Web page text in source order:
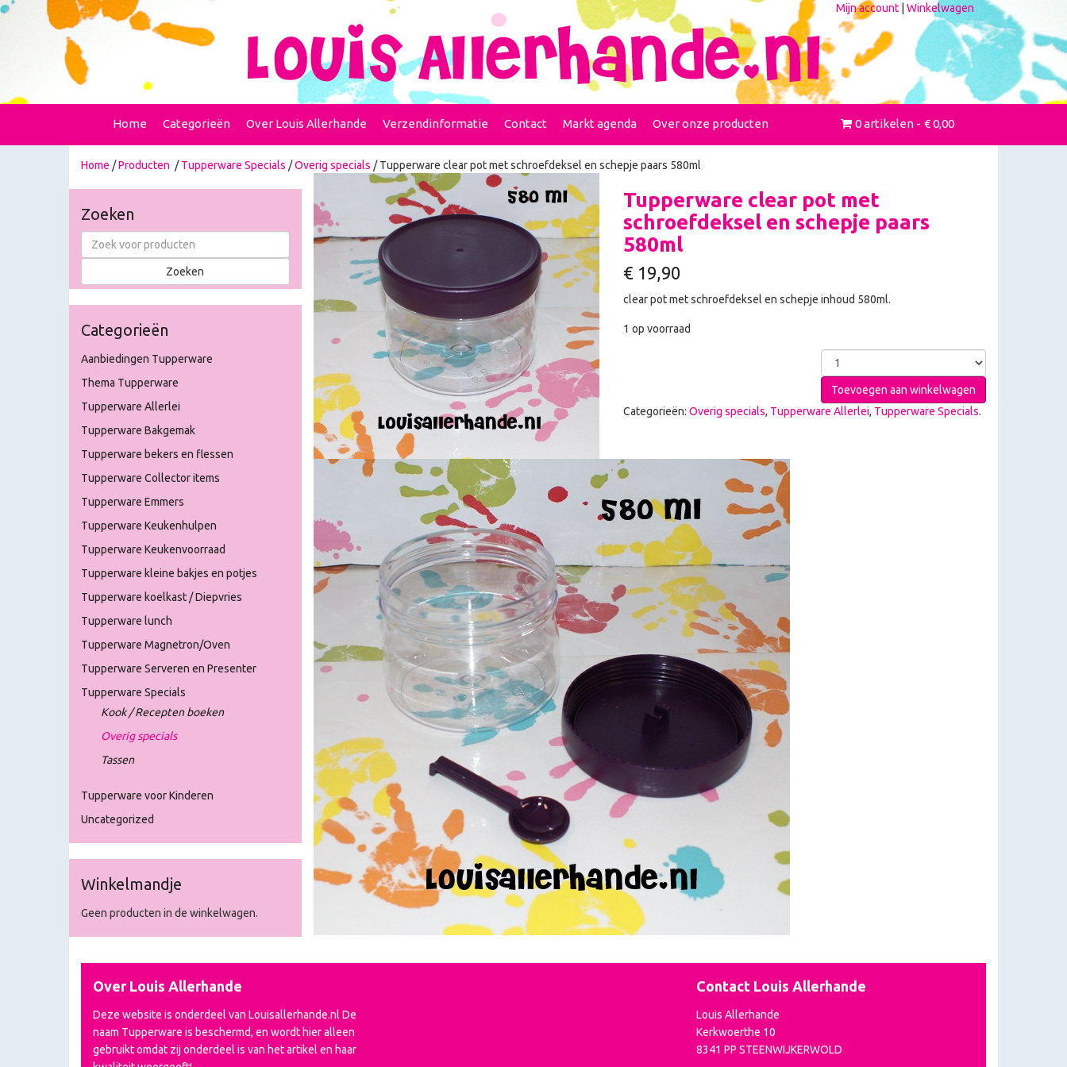
Mijn account Winkelwagen
Home Categorieën Over Louis Allerhande Verzendinformatie Contact Markt agenda Over onze producten 0 artikelen € 0,00
Home /Producten /Tupperware Specials /Overig specials / Tupperware clear pot met schroefdeksel en schepje paars 580ml
Zoeken
Categorieën
Aanbiedingen Tupperware
Thema Tupperware
Tupperware Allerlei
Tupperware Bakgemak
Tupperware bekers en flessen
Tupperware Collector items
Tupperware Emmers
Tupperware Keukenhulpen
Tupperware Keukenvoorraad
Tupperware kleine bakjes en potjes
Tupperware koelkast / Diepvries
Tupperware lunch
Tupperware Magnetron/Oven
Tupperware Serveren en Presenter
Tupperware Specials
Kook / Recepten boeken
Overig specials
Tassen
Tupperware voor Kinderen
Uncategorized
Winkelmandje
Geen producten in de winkelwagen.
Tupperware clear pot met
schroefdeksel en schepje paars
580ml
€19,90
clear pot met schroefdeksel en schepje inhoud 580ml.
1 op voorraad
Toevoegen aan winkelwagen
Categorieën: Overig specials, Tupperware Allerlei, Tupperware Specials.
Over Louis Allerhande
Deze website is onderdeel van Louisallerhande.nl De
naam Tupperware is beschermd, en wordt hier alleen
gebruikt omdat zij onderdeel is van het artikel en haar
Contact Louis Allerhande
Louis Allerhande
Kerkwoerthe 10
8341 PP STEENWIJKERWOLD